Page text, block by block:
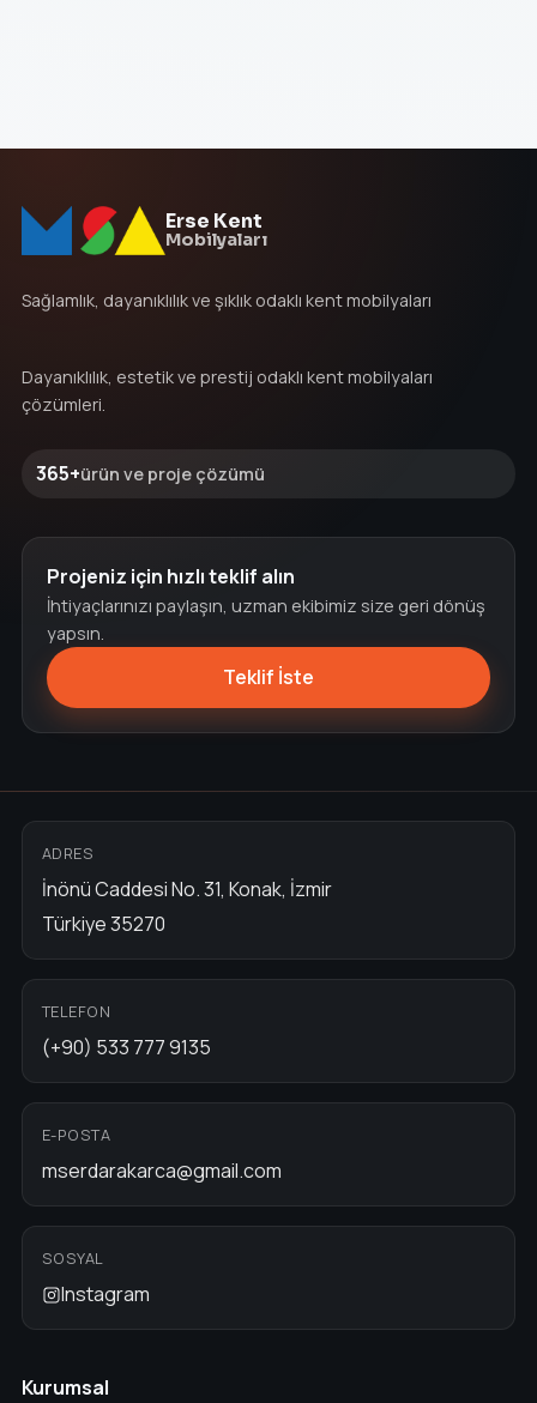
Erse Kent
Mobilyaları
Sağlamlık, dayanıklılık ve şıklık odaklı kent mobilyaları
Dayanıklılık, estetik ve prestij odaklı kent mobilyaları
çözümleri.
365+ürün ve proje çözümü
Projeniz için hızlı teklif alın
İhtiyaçlarınızı paylaşın, uzman ekibimiz size geri dönüş
yapsın.
Teklif İste
ADRES
İnönü Caddesi No. 31, Konak, İzmir
Türkiye 35270
TELEFON
(+90) 533 777 9135
E-POSTA
mserdarakarca@gmail.com
SOSYAL
Instagram
Kurumsal